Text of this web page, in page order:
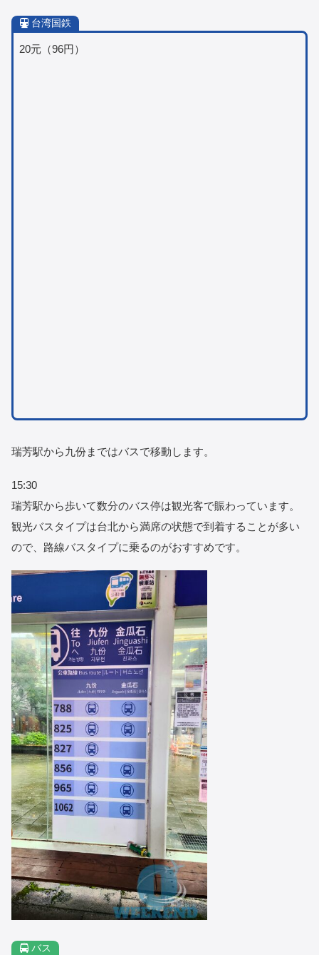
台湾国鉄
20元（96円）
瑞芳駅から九份まではバスで移動します。
15:30
瑞芳駅から歩いて数分のバス停は観光客で賑わっています。
観光バスタイプは台北から満席の状態で到着することが多い
ので、路線バスタイプに乗るのがおすすめです。
バス